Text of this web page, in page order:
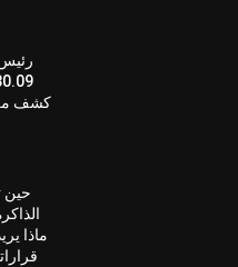
كشف
حين
ماذا